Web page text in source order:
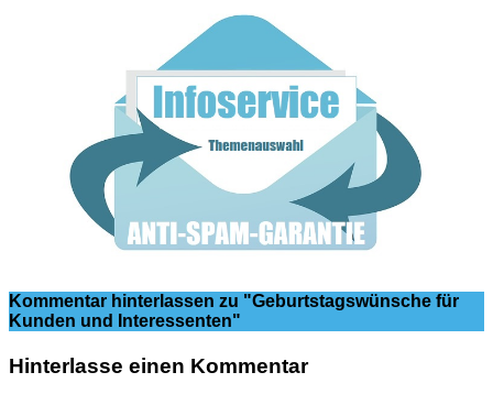
Kommentar hinterlassen zu "Geburtstagswünsche für
Kunden und Interessenten"
Hinterlasse einen Kommentar